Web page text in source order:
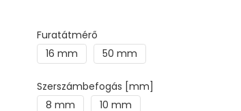
Furatátmérő
16 mm
50 mm
Szerszámbefogás [mm]
8 mm
10 mm